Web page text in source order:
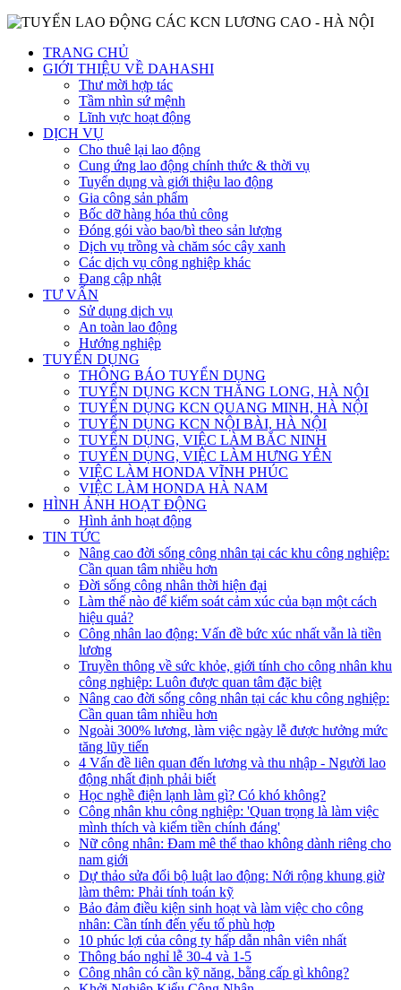
TRANG CHỦ
GIỚI THIỆU VỀ DAHASHI
Thư mời hợp tác
Tầm nhìn sứ mệnh
Lĩnh vực hoạt động
DỊCH VỤ
Cho thuê lại lao động
Cung ứng lao động chính thức & thời vụ
Tuyển dụng và giới thiệu lao động
Gia công sản phẩm
Bốc dỡ hàng hóa thủ công
Đóng gói vào bao/bì theo sản lượng
Dịch vụ trồng và chăm sóc cây xanh
Các dịch vụ công nghiệp khác
Đang cập nhật
TƯ VẤN
Sử dụng dịch vụ
An toàn lao động
Hướng nghiệp
TUYỂN DỤNG
THÔNG BÁO TUYỂN DỤNG
TUYỂN DỤNG KCN THĂNG LONG, HÀ NỘI
TUYỂN DỤNG KCN QUANG MINH, HÀ NỘI
TUYỂN DỤNG KCN NỘI BÀI, HÀ NỘI
TUYỂN DỤNG, VIỆC LÀM BẮC NINH
TUYỂN DỤNG, VIỆC LÀM HƯNG YÊN
VIỆC LÀM HONDA VĨNH PHÚC
VIỆC LÀM HONDA HÀ NAM
HÌNH ẢNH HOẠT ĐỘNG
Hình ảnh hoạt động
TIN TỨC
Nâng cao đời sống công nhân tại các khu công nghiệp:
Cần quan tâm nhiều hơn
Đời sống công nhân thời hiện đại
Làm thế nào để kiểm soát cảm xúc của bạn một cách
hiệu quả?
Công nhân lao động: Vấn đề bức xúc nhất vẫn là tiền
lương
Truyền thông về sức khỏe, giới tính cho công nhân khu
công nghiệp: Luôn được quan tâm đặc biệt
Nâng cao đời sống công nhân tại các khu công nghiệp:
Cần quan tâm nhiều hơn
Ngoài 300% lương, làm việc ngày lễ được hưởng mức
tăng lũy tiến
4 Vấn đề liên quan đến lương và thu nhập - Người lao
động nhất định phải biết
Học nghề điện lạnh làm gì? Có khó không?
Công nhân khu công nghiệp: 'Quan trọng là làm việc
mình thích và kiếm tiền chính đáng'
Nữ công nhân: Đam mê thể thao không dành riêng cho
nam giới
Dự thảo sửa đổi bộ luật lao động: Nới rộng khung giờ
làm thêm: Phải tính toán kỹ
Bảo đảm điều kiện sinh hoạt và làm việc cho công
nhân: Cần tính đến yếu tố phù hợp
10 phúc lợi của công ty hấp dẫn nhân viên nhất
Thông báo nghỉ lễ 30-4 và 1-5
Công nhân có cần kỹ năng, bằng cấp gì không?